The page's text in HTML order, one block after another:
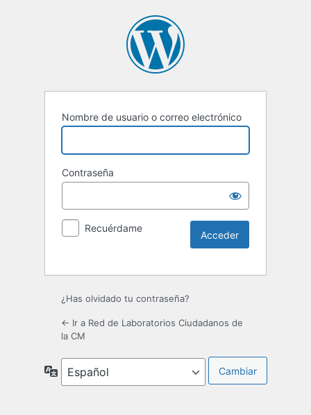
Nombre de usuario o correo electrónico
Contraseña
Recuérdame
¿Has olvidado tu contraseña?
← Ir a Red de Laboratorios Ciudadanos de
la CM
Idioma